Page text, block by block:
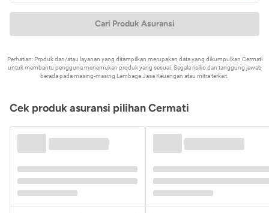
Cari Produk Asuransi
Perhatian: Produk dan/atau layanan yang ditampilkan merupakan data yang dikumpulkan Cermati
untuk membantu pengguna menemukan produk yang sesuai. Segala risiko dan tanggung jawab
berada pada masing-masing Lembaga Jasa Keuangan atau mitra terkait.
Cek produk asuransi pilihan Cermati